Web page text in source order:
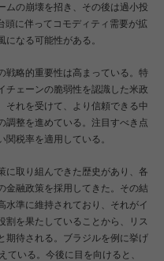
ムの崩壊を招き、その後は過小投
頭に伴ってコモディティ需要が拡
なる可能性がある。
戦略的重要性は高まっている。特
チェーンの脆弱性を認識した米政
それを受けて、より信頼できる中
調整を進めている。注目すべき点
税率を適用している。
に取り組んできた歴史があり、各
金融政策を採用してきた。その結
水準に維持されており、それがイ
割を果たしていることから、リス
期待される。ブラジルを例に挙げ
ている。今後に目を向けると、